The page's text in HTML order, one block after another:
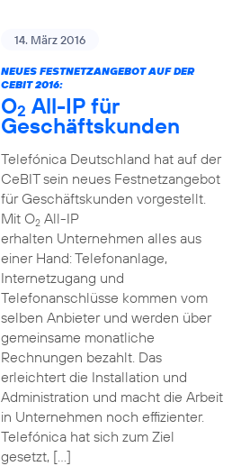
14. März 2016
NEUES FESTNETZANGEBOT AUF DER
CEBIT 2016:
O2 All-IP für
Geschäftskunden
Telefónica Deutschland hat auf der
CeBIT sein neues Festnetzangebot
für Geschäftskunden vorgestellt.
Mit O2All-IP
erhalten Unternehmen alles aus
einer Hand: Telefonanlage,
Internetzugang und
Telefonanschlüsse kommen vom
selben Anbieter und werden über
gemeinsame monatliche
Rechnungen bezahlt. Das
erleichtert die Installation und
Administration und macht die Arbeit
in Unternehmen noch effizienter.
Telefónica hat sich zum Ziel
gesetzt, […]